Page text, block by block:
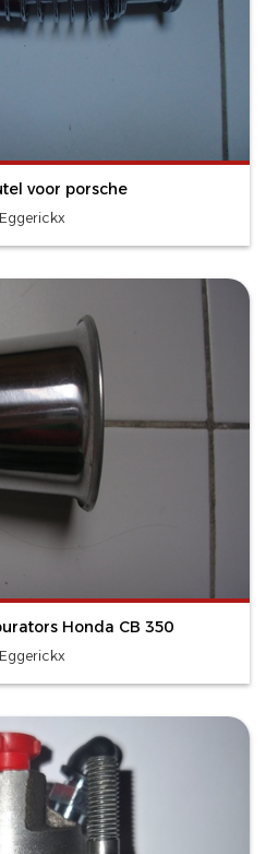
voor porsche
Eggerickx
Honda CB 350
Eggerickx